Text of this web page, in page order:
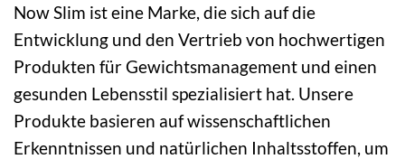
Now Slim ist eine Marke, die sich auf die
Entwicklung und den Vertrieb von hochwertigen
Produkten für Gewichtsmanagement und einen
gesunden Lebensstil spezialisiert hat. Unsere
Produkte basieren auf wissenschaftlichen
Erkenntnissen und natürlichen Inhaltsstoffen, um